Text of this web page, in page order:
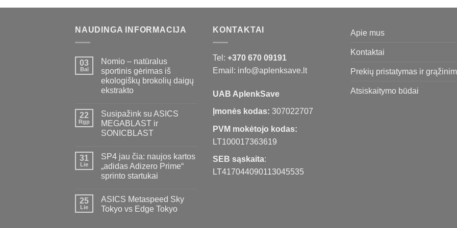
NAUDINGA INFORMACIJA
03
Bal
Nomio – natūralus
sportinis gėrimas iš
ekologiškų brokolių daigų
ekstrakto
22
Rgp
Susipažink su ASICS
MEGABLAST ir
SONICBLAST
31
Lie
SP4 jau čia: naujos kartos
„adidas Adizero Prime“
sprinto startukai
25
Lie
ASICS Metaspeed Sky
Tokyo vs Edge Tokyo
KONTAKTAI
Tel: +370 670 09191
Email: info@aplenksave.lt
UAB AplenkSave
Įmonės kodas: 307022707
PVM mokėtojo kodas:
LT100017363619
SEB sąskaita:
LT417044090113045535
Apie mus
Kontaktai
Prekių pristatymas ir
Atsiskaitymo būdai